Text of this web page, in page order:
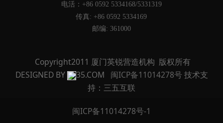
电活：+86 0592 5334168/5331319
传真: +86 0592 5334169
邮编: 361000
Copyright2011 厦门英锐营造机构 版权所有
DESIGNED BY
35.COM 闽ICP备11014278号技术支
持：三五互联
闽ICP备11014278号-1